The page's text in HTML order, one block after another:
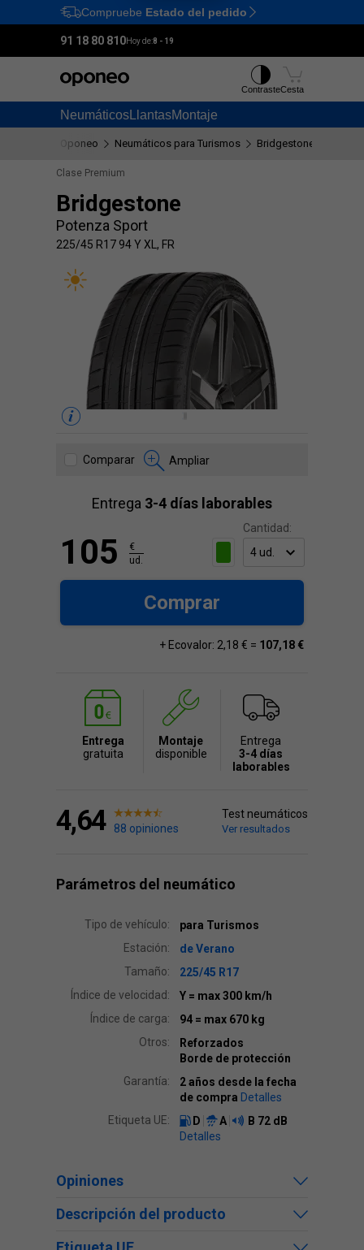
Ctrl M
Compruebe Estado del pedido
91 18 80 810Hoy de:8 - 19
Neumáticos LlantasMontaje
ContrasteCesta
Oponeo Neumáticos para Turismos Bridgestone
Clase Premium
Bridgestone
Potenza Sport
225/45 R17 94 Y XL, FR
Comparar Ampliar
Entrega 3-4 días laborables
Cantidad:
105
€
ud.
Comprar
+ Ecovalor: 2,18 € = 107,18 €
Entrega
gratuita
Montaje
disponible
Entrega
3-4 días
laborables
4,64 88 opiniones
Test neumáticos
Ver resultados
Parámetros del neumático
Tipo de vehículo:
para Turismos
Estación:
de Verano
Tamaño:
225/45 R17
Índice de velocidad:
Y = max 300 km/h
Índice de carga:
94 = max 670 kg
Otros:
Reforzados
Borde de protección
Garantía:
2 años desde la fecha
de compra Detalles
Etiqueta UE:
D A B 72 dB
Detalles
Opiniones
Descripción del producto